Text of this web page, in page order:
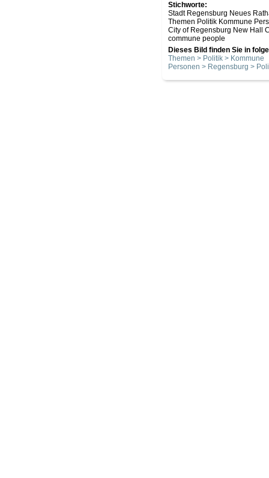
Stichworte:
Stadt Regensburg Neues
Themen Politik Kommune
City of Regensburg New Hall
commune people
Dieses Bild finden Sie in
Themen > Politik > Kommune
Personen > Regensburg >